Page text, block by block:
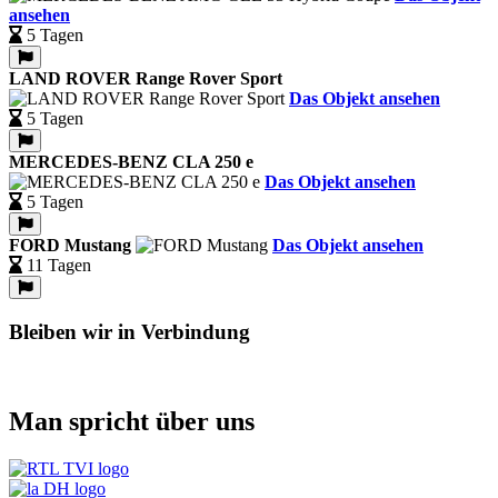
ansehen
5 Tagen
LAND ROVER Range Rover Sport
Das Objekt ansehen
5 Tagen
MERCEDES-BENZ CLA 250 e
Das Objekt ansehen
5 Tagen
FORD Mustang
Das Objekt ansehen
11 Tagen
Bleiben wir in Verbindung
Man spricht über uns